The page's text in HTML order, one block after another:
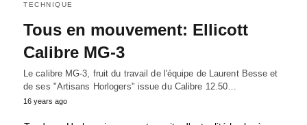
TECHNIQUE
Tous en mouvement: Ellicott
Calibre MG-3
Le calibre MG-3, fruit du travail de l'équipe de Laurent Besse et
de ses "Artisans Horlogers" issue du Calibre 12.50…
16 years ago